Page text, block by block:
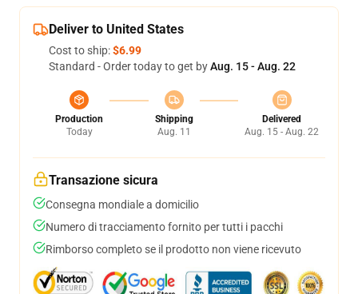
Deliver to United States
Cost to ship:$6.99
Standard - Order today to get byAug. 15 - Aug. 22
Production
Today
Shipping
Aug. 11
Delivered
Aug. 15 - Aug. 22
Transazione sicura
Consegna mondiale a domicilio
Numero di tracciamento fornito per tutti i pacchi
Rimborso completo se il prodotto non viene ricevuto